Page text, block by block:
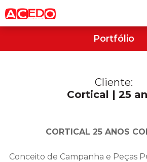
Portfólio
Cliente:
Cortical | 25
CORTICAL 25 ANOS
Conceito de Campanha e Peças